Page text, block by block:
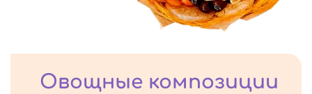
Овощные композиции